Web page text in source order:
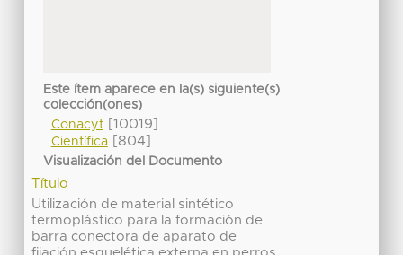
Este ítem aparece en la(s) siguiente(s)
colección(ones)
Conacyt[10019]
Científica[804]
Visualización del Documento
Título
Utilización de material sintético
termoplástico para la formación de
barra conectora de aparato de